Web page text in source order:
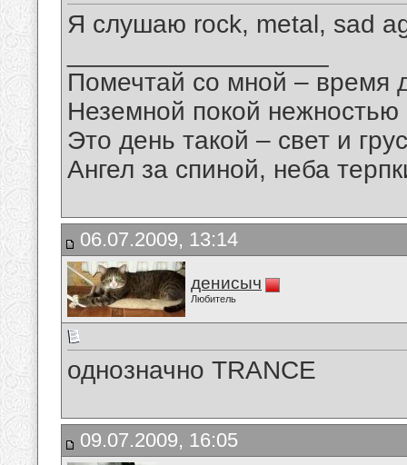
Я слушаю rock, metal, sad
Помечтай со мной – время
Неземной покой нежностью
Это день такой – свет и
Ангел за спиной, неба
06.07.2009, 13:14
денисыч
Любитель
однозначно TRANCE
09.07.2009, 16:05